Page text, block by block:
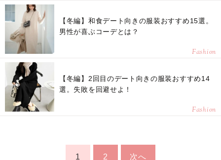
【冬編】和食デート向きの服装おすすめ15選。
男性が喜ぶコーデとは？
Fashion
【冬編】2回目のデート向きの服装おすすめ14
選。失敗を回避せよ！
Fashion
1 2 次へ